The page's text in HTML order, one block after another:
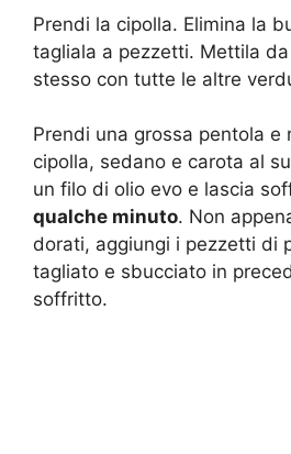
Prendi la cipolla. Elimina la
tagliala a pezzetti. Mettila
stesso con tutte le altre
Prendi una grossa pentola e
cipolla, sedano e carota al
un filo di olio evo e lascia
qualche minuto. Non
dorati, aggiungi i pezzetti di
tagliato e sbucciato in
soffritto.